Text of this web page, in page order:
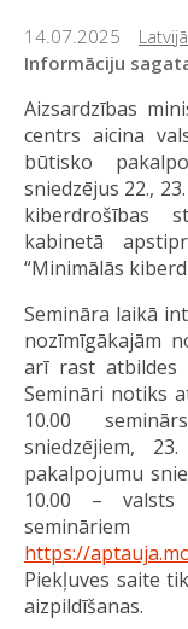
14.07.2025 Latvijā
Informāciju
Aizsardzības
centrs aicina
būtisko
sniedzējus 22.,
kiberdrošības
kabinetā
“Minimālās
Semināra laikā
nozīmīgākajām
arī rast atbildes
Semināri notiks
10.00
sniedzējiem,
pakalpojumu
10.00 – valsts
https://
Piekļuves saite
aizpildīšanas.